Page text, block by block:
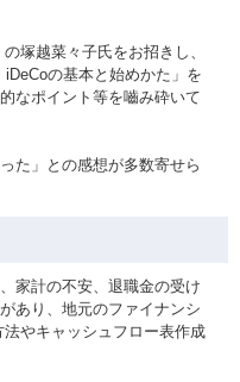
塚越菜々子氏をお招きし、
の基本と始めかた」を
なポイント等を嚙み砕いて
た」との感想が多数寄せら
家計の不安、退職金の受け
あり、地元のファイナンシ
やキャッシュフロー表作成